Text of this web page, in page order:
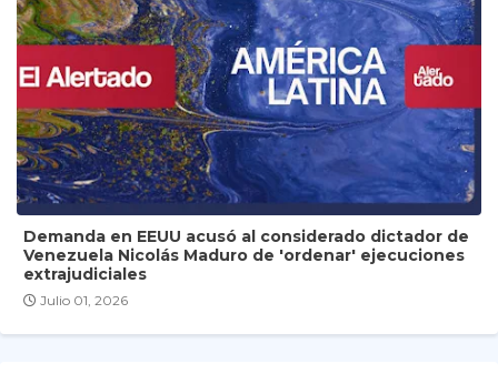
Demanda en EEUU acusó al considerado dictador de
Venezuela Nicolás Maduro de 'ordenar' ejecuciones
extrajudiciales
Julio 01, 2026